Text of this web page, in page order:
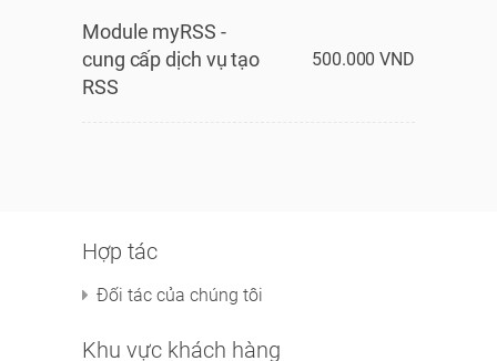
Module myRSS -
cung cấp dịch vụ tạo
RSS
500.000 VND
Hợp tác
Đối tác của chúng tôi
Khu vực khách hàng